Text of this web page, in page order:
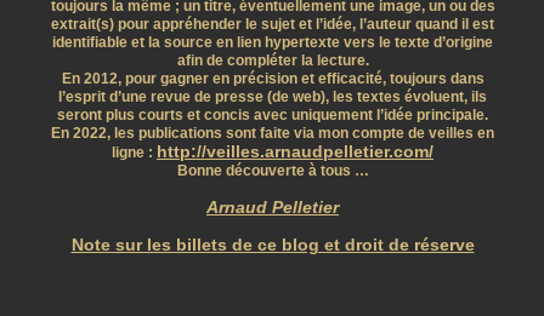
toujours la même ; un titre, éventuellement une image, un ou des
extrait(s) pour appréhender le sujet et l’idée, l’auteur quand il est
identifiable et la source en lien hypertexte vers le texte d’origine
afin de compléter la lecture.
En 2012, pour gagner en précision et efficacité, toujours dans
l’esprit d’une revue de presse (de web), les textes évoluent, ils
seront plus courts et concis avec uniquement l’idée principale.
En 2022, les publications sont faite via mon compte de veilles en
ligne : http://veilles.arnaudpelletier.com/
Bonne découverte à tous …
Arnaud Pelletier
Note sur les billets de ce blog et droit de réserve